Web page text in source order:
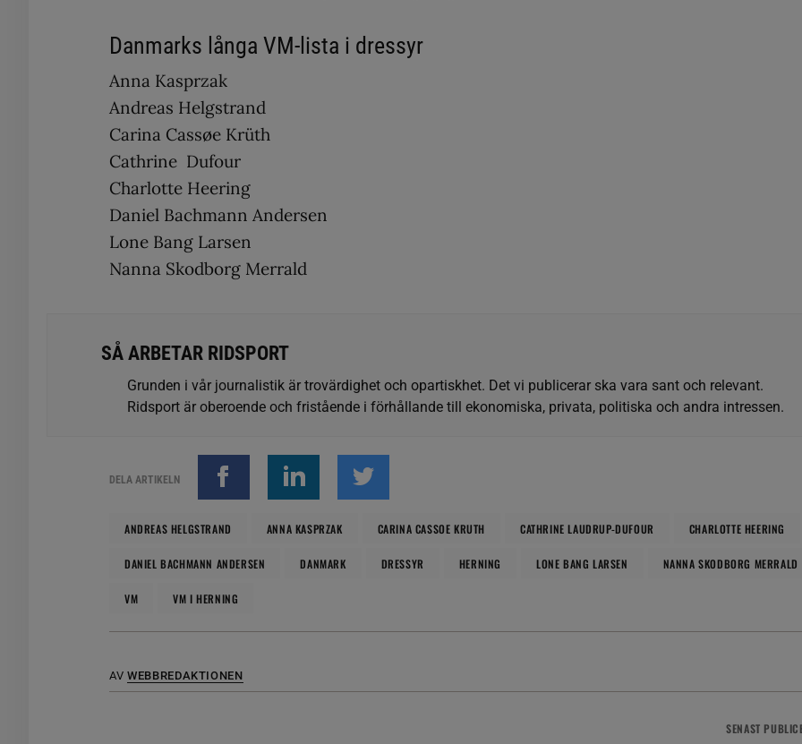
Danmarks långa VM-lista i dressyr
Anna Kasprzak
Andreas Helgstrand
Carina Cassøe Krüth
Cathrine Dufour
Charlotte Heering
Daniel Bachmann Andersen
Lone Bang Larsen
Nanna Skodborg Merrald
SÅ ARBETAR RIDSPORT
Grunden i vår journalistik är trovärdighet och opartiskhet. Det vi publicerar ska vara sant och relevant.
Ridsport är oberoende och fristående i förhållande till ekonomiska, privata, politiska och andra intressen.
DELA ARTIKELN
ANDREAS HELGSTRAND ANNA KASPRZAK CARINA CASSOE KRUTH CATHRINE LAUDRUP-DUFOUR CHARLOTTE HEERING
DANIEL BACHMANN ANDERSEN DANMARK DRESSYR HERNING LONE BANG LARSEN NANNA SKODBORG MERRALD
VM VM I HERNING
AV WEBBREDAKTIONEN
SENAST